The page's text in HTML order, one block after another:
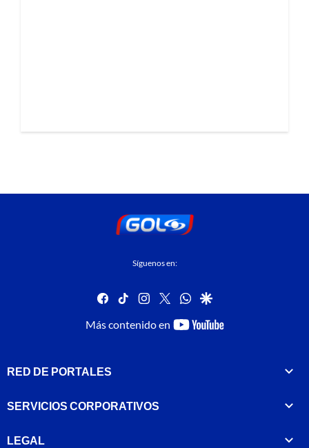
Síguenos en:
facebook
tiktok instagram
twitterwhatsapp
google
Más contenido en
youtube-
RED DE PORTALES
SERVICIOS CORPORATIVOS
LEGAL